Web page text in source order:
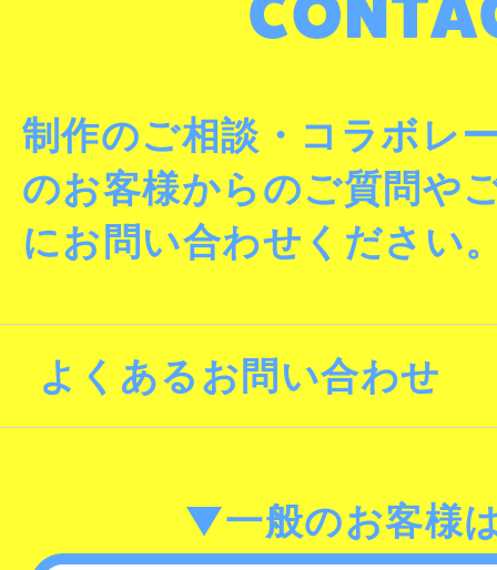
制作のご相談・コラボレ
のお客様からのご質問や
にお問い合わせください
よくあるお問い合わせ
▼一般のお客様